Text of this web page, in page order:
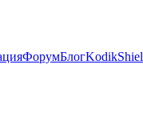
ФорумБлог